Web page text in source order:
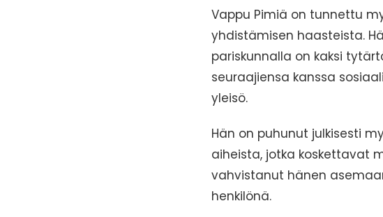
Vappu Pimiä on tunnettu
yhdistämisen haasteista.
pariskunnalla on kaksi
seuraajiensa kanssa
yleisö.
Hän on puhunut julkisesti
aiheista, jotka koskettavat
vahvistanut hänen
henkilönä.